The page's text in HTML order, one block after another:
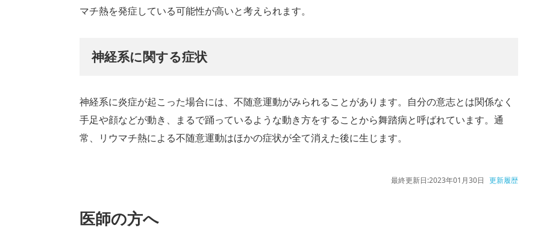
マチ熱を発症している可能性が高いと考えられます。
神経系に関する症状
神経系に炎症が起こった場合には、不随意運動がみられることがあります。自分の意志とは関係なく
手足や顔などが動き、まるで踊っているような動き方をすることから舞踏病と呼ばれています。通
常、リウマチ熱による不随意運動はほかの症状が全て消えた後に生じます。
最終更新日:2023年01月30日 更新履歴
医師の方へ